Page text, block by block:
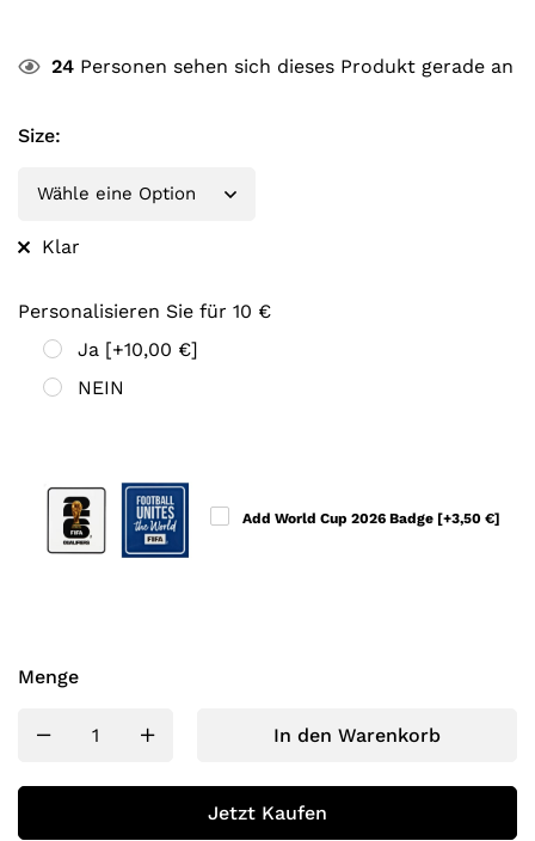
24 Personen sehen sich dieses Produkt gerade an
Size:
Klar
Personalisieren Sie für 10 €
Ja [+10,00 €]
NEIN
Add World Cup 2026 Badge [+3,50 €]
Menge
In den Warenkorb
Jetzt Kaufen